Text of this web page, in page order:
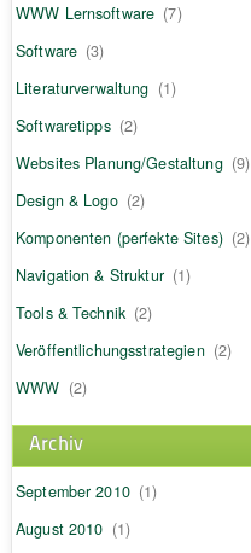
WWW Lernsoftware (7)
Software (3)
Literaturverwaltung (1)
Softwaretipps (2)
Websites Planung/Gestaltung (9)
Design & Logo (2)
Komponenten (perfekte Sites) (2)
Navigation & Struktur (1)
Tools & Technik (2)
Veröffentlichungsstrategien (2)
WWW (2)
Archiv
September 2010 (1)
August 2010 (1)